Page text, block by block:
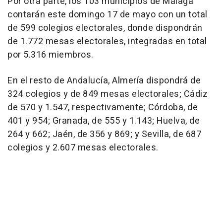
contarán este domingo 17 de mayo con un total
de 599 colegios electorales, donde dispondrán
de 1.772 mesas electorales, integradas en total
por 5.316 miembros.
En el resto de Andalucía, Almería dispondrá de
324 colegios y de 849 mesas electorales; Cádiz
de 570 y 1.547, respectivamente; Córdoba, de
401 y 954; Granada, de 555 y 1.143; Huelva, de
264 y 662; Jaén, de 356 y 869; y Sevilla, de 687
colegios y 2.607 mesas electorales.